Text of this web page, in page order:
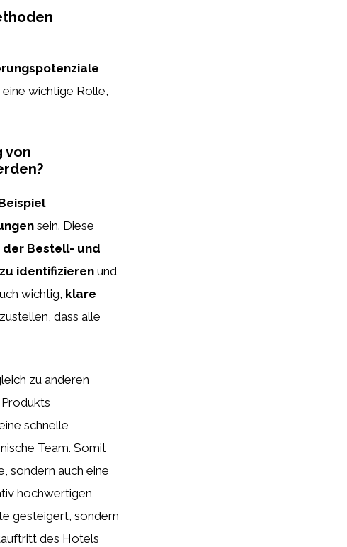
eine wichtige Rolle,
von
sein. Diese
der Bestell- und
identifizieren und
wichtig, klare
dass alle
zu anderen
schnelle
Team. Somit
sondern auch eine
hochwertigen
gesteigert, sondern
des Hotels